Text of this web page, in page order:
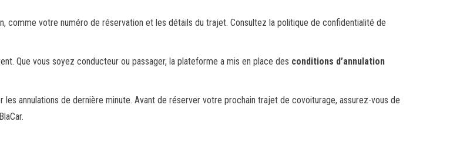
comme votre numéro de réservation et les détails du trajet. Consultez la politique de confidentialité de
Que vous soyez conducteur ou passager, la plateforme a mis en place des conditions d’annulation
annulations de dernière minute. Avant de réserver votre prochain trajet de covoiturage, assurez-vous de